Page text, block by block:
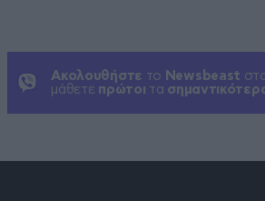
Ακολουθήστε το Newsbeast
μάθετε πρώτοι τα